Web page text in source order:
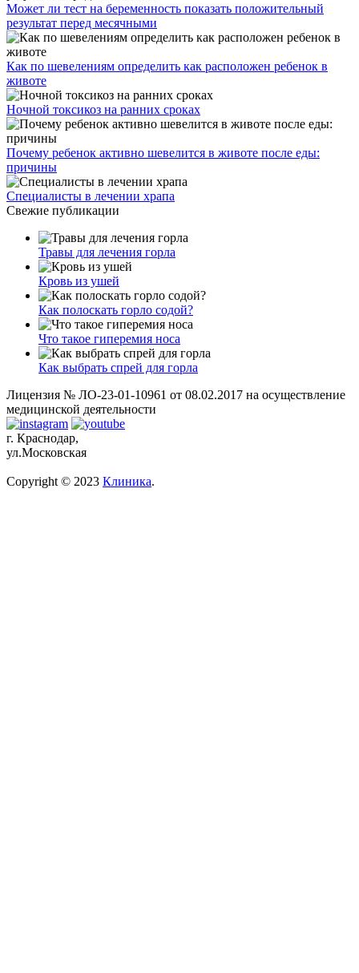
Может ли тест на беременность показать положительный
результат перед месячными
Как по шевелениям определить как расположен ребенок в
животе
Ночной токсикоз на ранних сроках
Почему ребенок активно шевелится в животе после еды:
причины
Специалисты в лечении храпа
Свежие публикации
Травы для лечения горла
Кровь из ушей
Как полоскать горло содой?
Что такое гиперемия носа
Как выбрать спрей для горла
Лицензия № ЛО-23-01-10961 от 08.02.2017 на осуществление
медицинской деятельности
г. Краснодар,
ул.Московская
Copyright © 2023 Клиника.